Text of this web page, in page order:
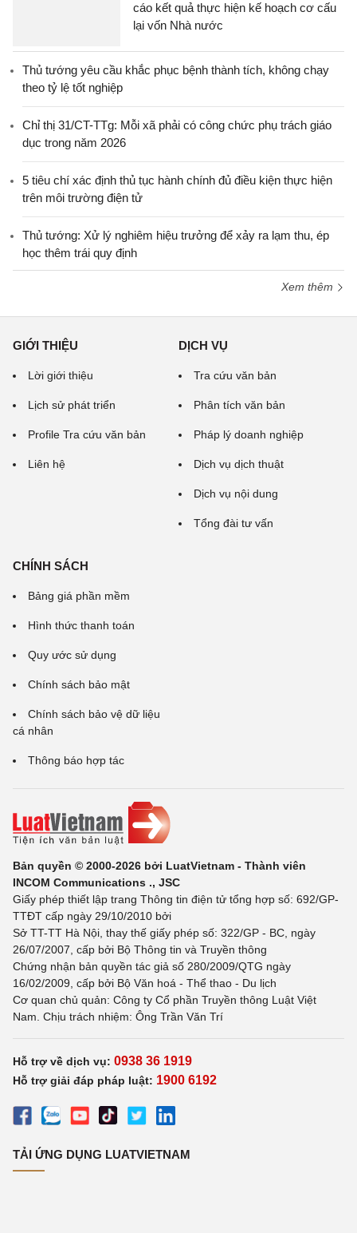
cáo kết quả thực hiện kế hoạch cơ cấu
lại vốn Nhà nước
Thủ tướng yêu cầu khắc phục bệnh thành tích, không chạy
theo tỷ lệ tốt nghiệp
Chỉ thị 31/CT-TTg: Mỗi xã phải có công chức phụ trách giáo
dục trong năm 2026
5 tiêu chí xác định thủ tục hành chính đủ điều kiện thực hiện
trên môi trường điện tử
Thủ tướng: Xử lý nghiêm hiệu trưởng để xảy ra lạm thu, ép
học thêm trái quy định
Xem thêm
GIỚI THIỆU
Lời giới thiệu
Lịch sử phát triển
Profile Tra cứu văn bản
Liên hệ
DỊCH VỤ
Tra cứu văn bản
Phân tích văn bản
Pháp lý doanh nghiệp
Dịch vụ dịch thuật
Dịch vụ nội dung
Tổng đài tư vấn
CHÍNH SÁCH
Bảng giá phần mềm
Hình thức thanh toán
Quy ước sử dụng
Chính sách bảo mật
Chính sách bảo vệ dữ liệu
cá nhân
Thông báo hợp tác
Bản quyền © 2000-2026 bởi LuatVietnam - Thành viên
INCOM Communications ., JSC
Giấy phép thiết lập trang Thông tin điện tử tổng hợp số: 692/GP-
TTĐT cấp ngày 29/10/2010 bởi
Sở TT-TT Hà Nội, thay thế giấy phép số: 322/GP - BC, ngày
26/07/2007, cấp bởi Bộ Thông tin và Truyền thông
Chứng nhận bản quyền tác giả số 280/2009/QTG ngày
16/02/2009, cấp bởi Bộ Văn hoá - Thể thao - Du lịch
Cơ quan chủ quản: Công ty Cổ phần Truyền thông Luật Việt
Nam. Chịu trách nhiệm: Ông Trần Văn Trí
Hỗ trợ về dịch vụ: 0938 36 1919
Hỗ trợ giải đáp pháp luật: 1900 6192
TẢI ỨNG DỤNG LUATVIETNAM